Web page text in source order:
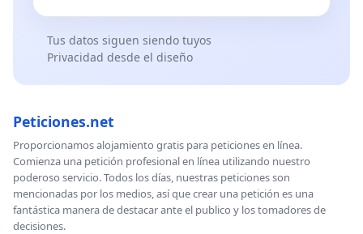
Tus datos siguen siendo tuyos
Privacidad desde el diseño
Peticiones.net
Proporcionamos alojamiento gratis para peticiones en línea.
Comienza una petición profesional en línea utilizando nuestro
poderoso servicio. Todos los días, nuestras peticiones son
mencionadas por los medios, así que crear una petición es una
fantástica manera de destacar ante el publico y los tomadores de
decisiones.